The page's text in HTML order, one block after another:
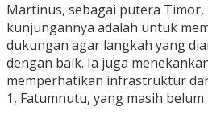
Martinus, sebagai putera Timor,
kunjungannya adalah untuk
dukungan agar langkah yang
dengan baik. Ia juga
memperhatikan infrastruktur
1, Fatumnutu, yang masih